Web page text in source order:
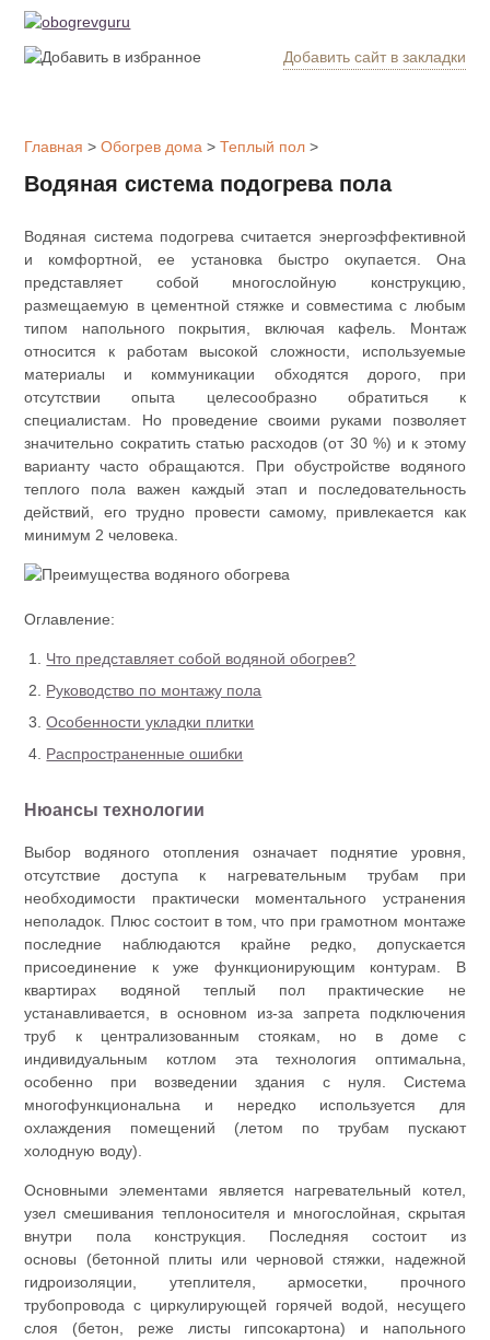
Добавить сайт в закладки
Котлы
отопления
Радиаторы
Утепление
дома
Печи и
камины
Главная >Обогрев дома >Теплый пол >
Водяная система подогрева пола
Водяная система подогрева считается энергоэффективной
и комфортной, ее установка быстро окупается. Она
представляет собой многослойную конструкцию,
размещаемую в цементной стяжке и совместима с любым
типом напольного покрытия, включая кафель. Монтаж
относится к работам высокой сложности, используемые
материалы и коммуникации обходятся дорого, при
отсутствии опыта целесообразно обратиться к
специалистам. Но проведение своими руками позволяет
значительно сократить статью расходов (от 30 %) и к этому
варианту часто обращаются. При обустройстве водяного
теплого пола важен каждый этап и последовательность
действий, его трудно провести самому, привлекается как
минимум 2 человека.
Оглавление:
Что представляет собой водяной обогрев?
Руководство по монтажу пола
Особенности укладки плитки
Распространенные ошибки
Нюансы технологии
Выбор водяного отопления означает поднятие уровня,
отсутствие доступа к нагревательным трубам при
необходимости практически моментального устранения
неполадок. Плюс состоит в том, что при грамотном монтаже
последние наблюдаются крайне редко, допускается
присоединение к уже функционирующим контурам. В
квартирах водяной теплый пол практические не
устанавливается, в основном из-за запрета подключения
труб к централизованным стоякам, но в доме с
индивидуальным котлом эта технология оптимальна,
особенно при возведении здания с нуля. Система
многофункциональна и нередко используется для
охлаждения помещений (летом по трубам пускают
холодную воду).
Основными элементами является нагревательный котел,
узел смешивания теплоносителя и многослойная, скрытая
внутри пола конструкция. Последняя состоит из
основы (бетонной плиты или черновой стяжки, надежной
гидроизоляции, утеплителя, армосетки, прочного
трубопровода с циркулирующей горячей водой, несущего
слоя (бетон, реже листы гипсокартона) и напольного